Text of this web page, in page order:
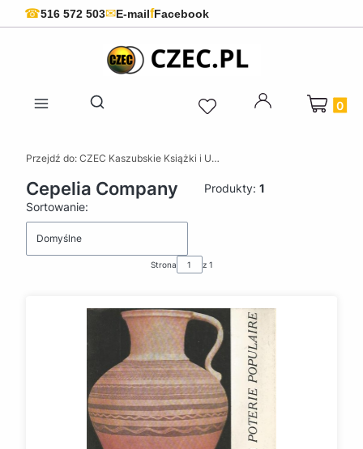
☎516 572 503✉E-mailfFacebook
Otwórz wyszukiwarkę
Produkty
Przejdź do: CZEC Kaszubskie Książki i Upominki - Pamiątki z Kaszub
Cepelia Company Produkty: 1
Lista produktów
Sortowanie:
Domyślne
Strona z 1